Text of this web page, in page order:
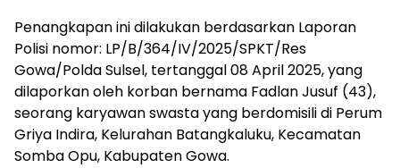
Penangkapan ini dilakukan berdasarkan Laporan
Polisi nomor: LP/B/364/IV/2025/SPKT/Res
Gowa/Polda Sulsel, tertanggal 08 April 2025, yang
dilaporkan oleh korban bernama Fadlan Jusuf (43),
seorang karyawan swasta yang berdomisili di Perum
Griya Indira, Kelurahan Batangkaluku, Kecamatan
Somba Opu, Kabupaten Gowa.